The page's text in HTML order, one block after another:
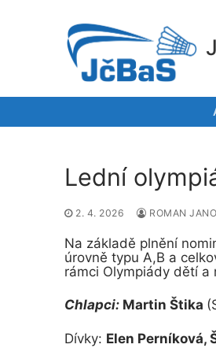
Lední
2. 4. 2026 ROMAN
Na základě plnění
úrovně typu A,B a
rámci Olympiády dětí a
Chlapci: Martin Štika
Dívky: Elen Perníková,